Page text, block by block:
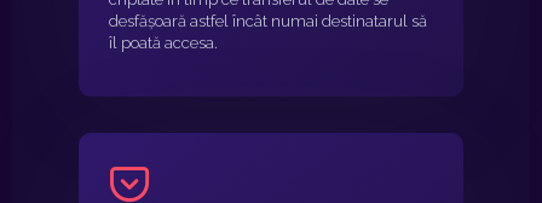
desfășoară astfel încât numai destinatarul să
îl poată accesa.